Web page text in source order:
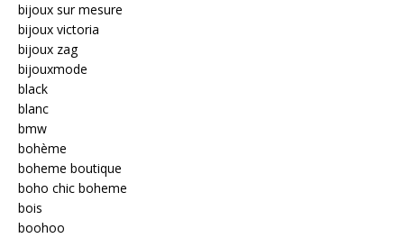
bijoux sur mesure
bijoux victoria
bijoux zag
bijouxmode
black
blanc
bmw
bohème
boheme boutique
boho chic boheme
bois
boohoo